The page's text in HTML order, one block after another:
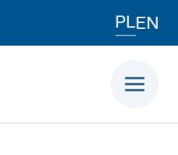
PLEN